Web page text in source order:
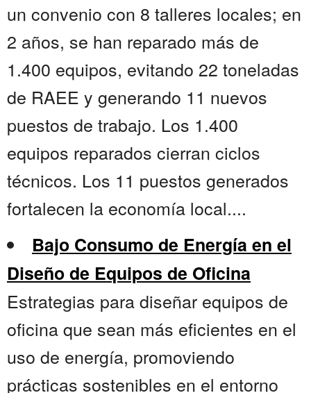
un convenio con 8 talleres locales; en
2 años, se han reparado más de
1.400 equipos, evitando 22 toneladas
de RAEE y generando 11 nuevos
puestos de trabajo. Los 1.400
equipos reparados cierran ciclos
técnicos. Los 11 puestos generados
fortalecen la economía local....
Bajo Consumo de Energía en el
Diseño de Equipos de Oficina
Estrategias para diseñar equipos de
oficina que sean más eficientes en el
uso de energía, promoviendo
prácticas sostenibles en el entorno